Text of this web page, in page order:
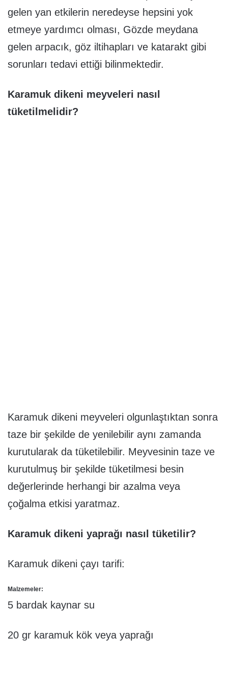
gelen yan etkilerin neredeyse hepsini yok
etmeye yardımcı olması, Gözde meydana
gelen arpacık, göz iltihapları ve katarakt gibi
sorunları tedavi ettiği bilinmektedir.
Karamuk dikeni meyveleri nasıl
tüketilmelidir?
Karamuk dikeni meyveleri olgunlaştıktan sonra
taze bir şekilde de yenilebilir aynı zamanda
kurutularak da tüketilebilir. Meyvesinin taze ve
kurutulmuş bir şekilde tüketilmesi besin
değerlerinde herhangi bir azalma veya
çoğalma etkisi yaratmaz.
Karamuk dikeni yaprağı nasıl tüketilir?
Karamuk dikeni çayı tarifi:
Malzemeler:
5 bardak kaynar su
20 gr karamuk kök veya yaprağı